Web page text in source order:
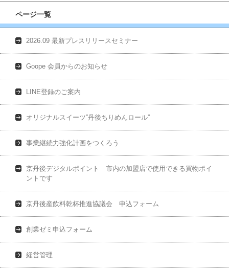
ページ一覧
2026.09 最新プレスリリースセミナー
Goope 会員からのお知らせ
LINE登録のご案内
オリジナルスイーツ”丹後ちりめんロール”
事業継続力強化計画をつくろう
京丹後デジタルポイント 市内の加盟店で使用できる買物ポイ
ントです
京丹後産飲料乾杯推進協議会 申込フォーム
創業ゼミ申込フォーム
経営管理